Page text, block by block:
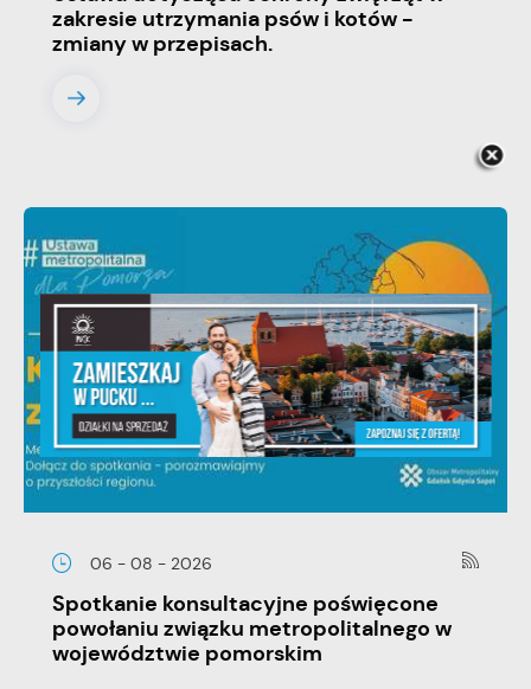
zakresie utrzymania psów i kotów -
zmiany w przepisach.
06 - 08 - 2026
Spotkanie konsultacyjne poświęcone
powołaniu związku metropolitalnego w
województwie pomorskim